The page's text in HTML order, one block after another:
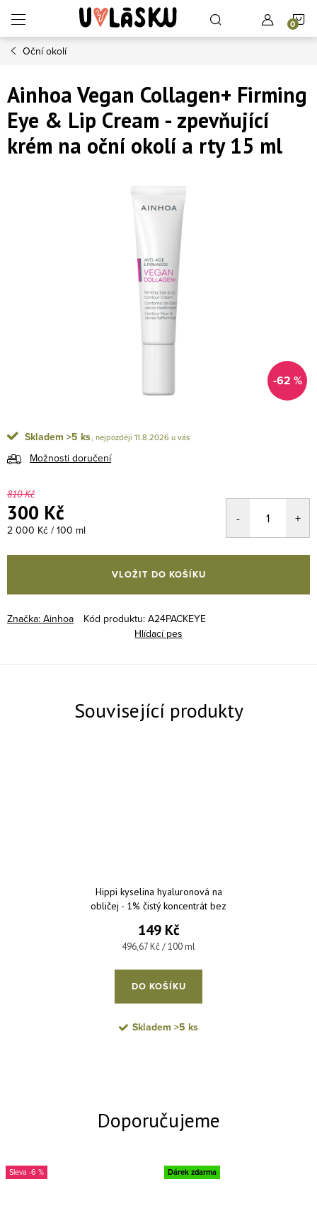
Oční okolí
Ainhoa Vegan Collagen+ Firming
Eye & Lip Cream - zpevňující
krém na oční okolí a rty 15 ml
-62 %
Skladem >5 ks 11.8.2026
Možnosti doručení
810 Kč
300 Kč
Měrná cena:
2 000 Kč / 100 ml
VLOŽIT DO KOŠÍKU
Značka: Ainhoa Kód produktu: A24PACKEYE
Hlídací pes
Související produkty
Hippi kyselina hyaluronová na
obličej - 1% čistý koncentrát bez
149 Kč
Měrná cena:
496,67 Kč / 100 ml
DO KOŠÍKU
Skladem >5 ks
-6 % Dárek zdarma